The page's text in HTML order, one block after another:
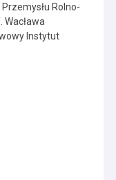
Rolno-
Instytut